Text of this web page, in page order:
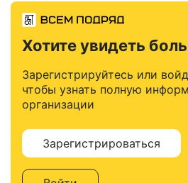
Хотите увидеть
Зарегистрируйтесь или
чтобы узнать полную
организации
Зарегистрироваться